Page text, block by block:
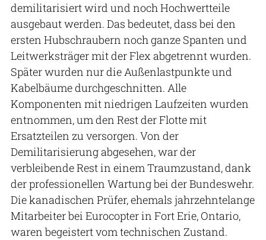
demilitarisiert wird und noch Hochwertteile
ausgebaut werden. Das bedeutet, dass bei den
ersten Hubschraubern noch ganze Spanten und
Leitwerksträger mit der Flex abgetrennt wurden.
Später wurden nur die Außenlastpunkte und
Kabelbäume durchgeschnitten. Alle
Komponenten mit niedrigen Laufzeiten wurden
entnommen, um den Rest der Flotte mit
Ersatzteilen zu versorgen. Von der
Demilitarisierung abgesehen, war der
verbleibende Rest in einem Traumzustand, dank
der professionellen Wartung bei der Bundeswehr.
Die kanadischen Prüfer, ehemals jahrzehntelange
Mitarbeiter bei Eurocopter in Fort Erie, Ontario,
waren begeistert vom technischen Zustand.